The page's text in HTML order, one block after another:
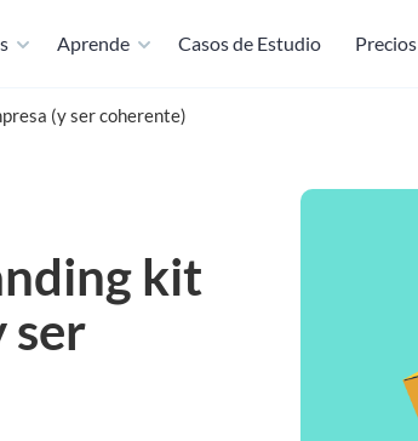
Aprende Casos de Estudio Precios
(y ser coherente)
kit
ser